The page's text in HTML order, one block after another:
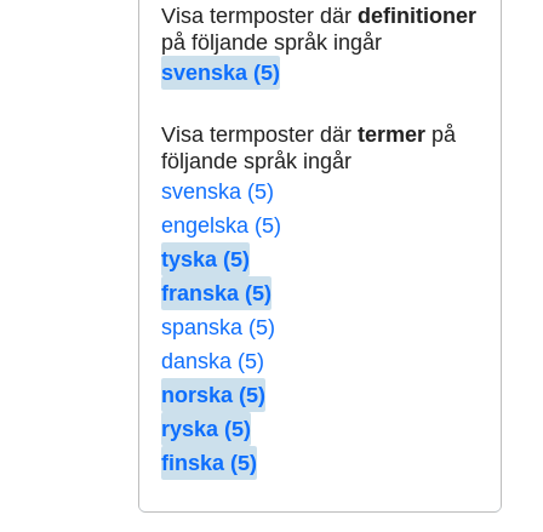
Visa termposter där definitioner
på följande språk ingår
svenska (5)
Visa termposter där termerpå
följande språk ingår
svenska (5)
engelska (5)
tyska (5)
franska (5)
spanska (5)
danska (5)
norska (5)
ryska (5)
finska (5)